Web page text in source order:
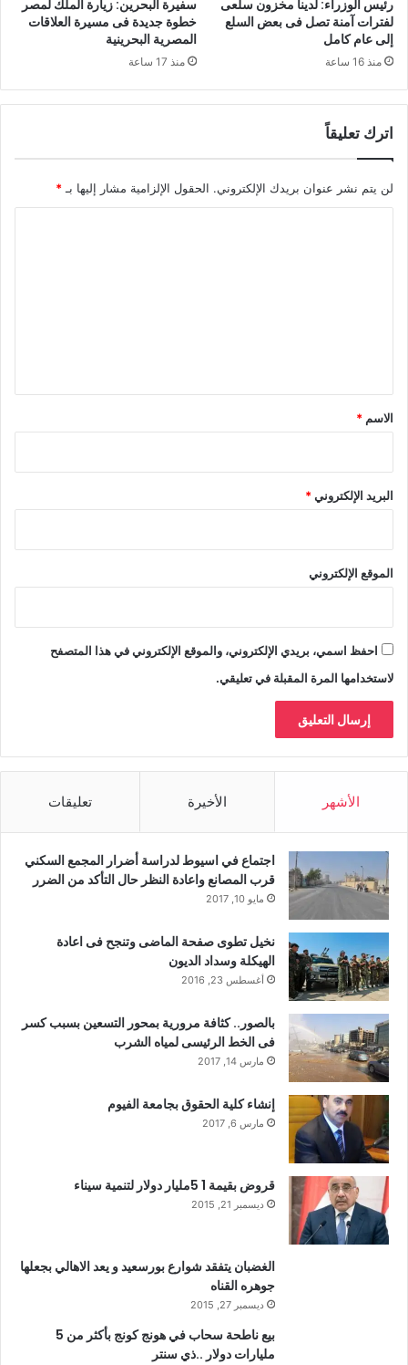
رئيس الوزراء: لدينا مخزون سلعى
لفترات آمنة تصل فى بعض السلع
إلى عام كامل
منذ 16 ساعة
سفيرة البحرين: زيارة الملك لمصر
خطوة جديدة فى مسيرة العلاقات
المصرية البحرينية
منذ 17 ساعة
اترك تعليقاً
لن يتم نشر عنوان بريدك الإلكتروني. الحقول الإلزامية مشار إليها بـ *
*
الاسم *
البريد الإلكتروني*
الموقع الإلكتروني
احفظ اسمي، بريدي الإلكتروني، والموقع الإلكتروني في هذا المتصفح
لاستخدامها المرة المقبلة في تعليقي.
الأشهر الأخيرة تعليقات
اجتماع في اسيوط لدراسة أضرار المجمع السكني
قرب المصانع واعادة النظر حال التأكد من الضرر
مايو 10, 2017
نخيل تطوى صفحة الماضى وتنجح فى اعادة
الهيكلة وسداد الديون
أغسطس 23, 2016
بالصور.. كثافة مرورية بمحور التسعين بسبب كسر
فى الخط الرئيسى لمياه الشرب
مارس 14, 2017
إنشاء كلية الحقوق بجامعة الفيوم
مارس 6, 2017
قروض بقيمة 1 5مليار دولار لتنمية سيناء
ديسمبر 21, 2015
الغضبان يتفقد شوارع بورسعيد و يعد الاهالي بجعلها
جوهره القناه
ديسمبر 27, 2015
بيع ناطحة سحاب في هونج كونج بأكثر من 5
مليارات دولار ..ذي سنتر